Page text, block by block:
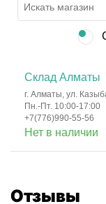
Склад Алматы
г. Алматы, ул.
Пн.-Пт. 10:00-17:00
+7(776)990-55-56
Нет в наличии
Отзывы